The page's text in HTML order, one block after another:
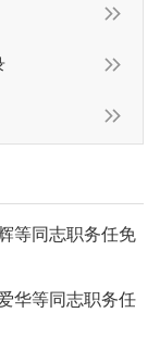
等同志职务任免
华等同志职务任